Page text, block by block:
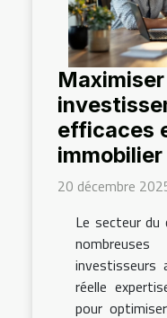
efficaces
immobilier
20 décembre
Le secteur du
investisseurs
réelle
pour